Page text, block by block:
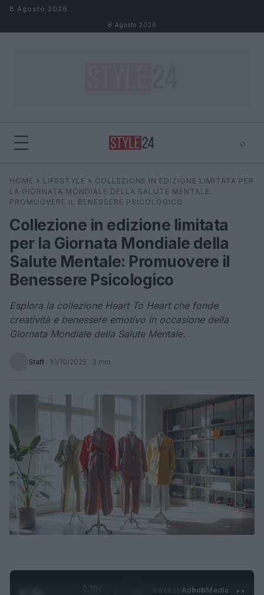
Salta al contenuto
8 Agosto 2026
8 Agosto 2026
⌕
Cerca ⌕ ×
HOME » LIFESTYLE » COLLEZIONE IN EDIZIONE LIMITATA PER
LA GIORNATA MONDIALE DELLA SALUTE MENTALE:
PROMUOVERE IL BENESSERE PSICOLOGICO
Collezione in edizione limitata
per la Giornata Mondiale della
Salute Mentale: Promuovere il
Benessere Psicologico
Esplora la collezione Heart To Heart che fonde
creatività e benessere emotivo in occasione della
Giornata Mondiale della Salute Mentale.
Staff · 10/10/2025 · 3 min
0:29 /
AdhubMedia